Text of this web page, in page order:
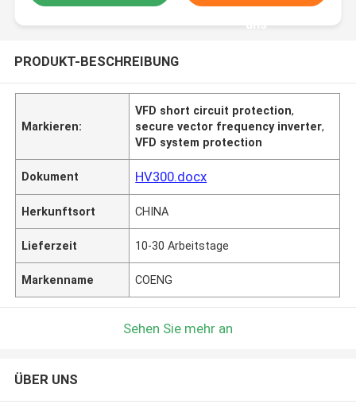
uns
PRODUKT-BESCHREIBUNG
Markieren:
VFD short circuit protection,
secure vector frequency inverter,
VFD system protection
Dokument HV300.docx
Herkunftsort CHINA
Lieferzeit 10-30 Arbeitstage
Markenname COENG
Sehen Sie mehr an
ÜBER UNS